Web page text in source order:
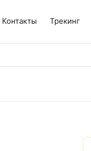
Контакты Трекинг